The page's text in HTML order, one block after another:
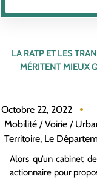
LA RATP ET LES
MÉRITENT MIEUX
Octobre 22, 2022
Mobilité / Voirie /
Territoire, Le
Alors qu’un cabinet
actionnaire pour